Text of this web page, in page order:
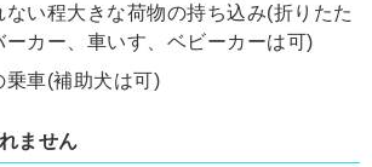
ない程大きな荷物の持ち込み(折りたた
ーカー、車いす、ベビーカーは可)
乗車(補助犬は可)
ません